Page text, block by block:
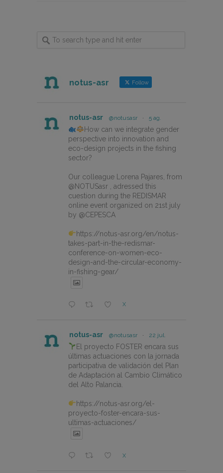
notus-asr Follow
notus-asr @notusasr · 5 ag.
How can we integrate gender
perspective into innovation and
eco-design projects in the fishing
sector?
Our colleague Lorena Pajares, from
@NOTUSasr , adressed this
cuestion during the REDISMAR
online event organized on 21st july
by @CEPESCA
https://notus-asr.org/en/notus-
takes-part-in-the-redismar-
conference-on-women-eco-
design-and-the-circular-economy-
in-fishing-gear/
X
notus-asr @notusasr · 22 jul.
El proyecto FOSTER encara sus
últimas actuaciones con la jornada
participativa de validación del Plan
de Adaptación al Cambio Climático
del Alto Palancia.
https://notus-asr.org/el-
proyecto-foster-encara-sus-
ultimas-actuaciones/
X